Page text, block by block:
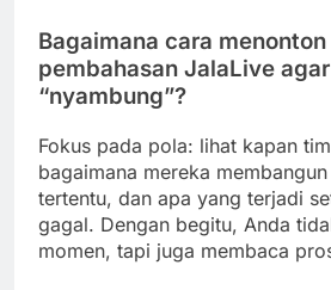
Bagaimana cara
pembahasan JalaLive
“nyambung”?
Fokus pada pola: lihat kapan
bagaimana mereka
tertentu, dan apa yang terjadi
gagal. Dengan begitu, Anda
momen, tapi juga membaca